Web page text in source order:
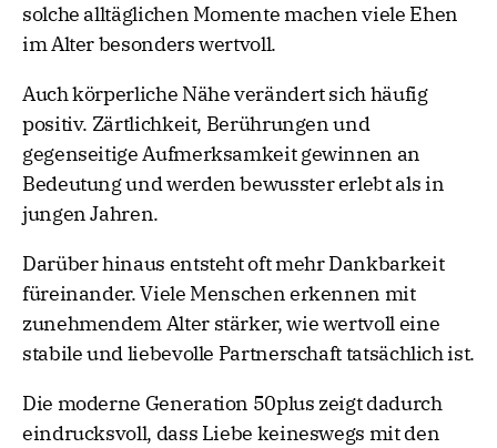
solche alltäglichen Momente machen viele Ehen
im Alter besonders wertvoll.
Auch körperliche Nähe verändert sich häufig
positiv. Zärtlichkeit, Berührungen und
gegenseitige Aufmerksamkeit gewinnen an
Bedeutung und werden bewusster erlebt als in
jungen Jahren.
Darüber hinaus entsteht oft mehr Dankbarkeit
füreinander. Viele Menschen erkennen mit
zunehmendem Alter stärker, wie wertvoll eine
stabile und liebevolle Partnerschaft tatsächlich ist.
Die moderne Generation 50plus zeigt dadurch
eindrucksvoll, dass Liebe keineswegs mit den